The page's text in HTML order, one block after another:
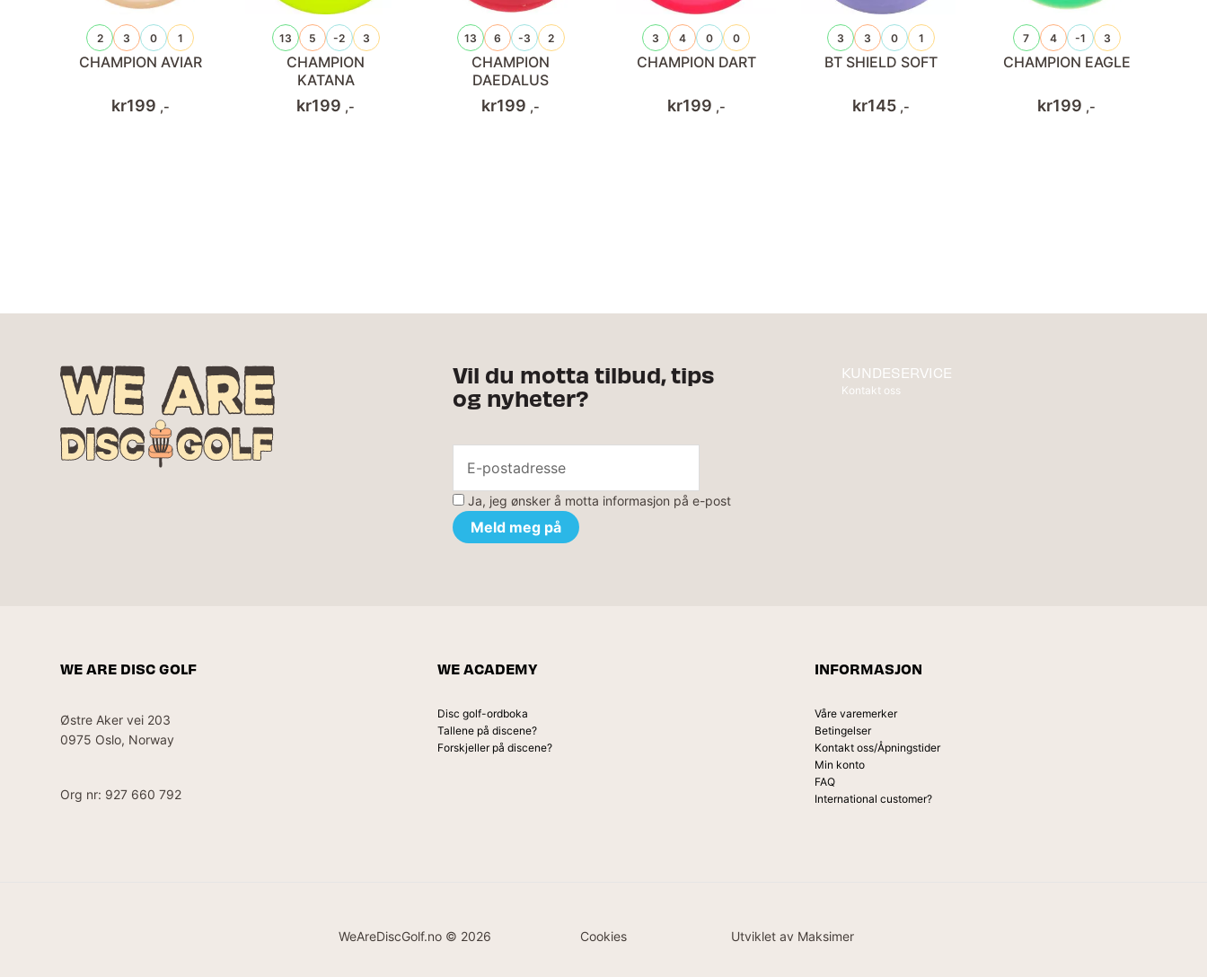
2 3 0 1
CHAMPION AVIAR
kr199 ,-
13 5 -2 3
CHAMPION
KATANA
kr199 ,-
13 6 -3 2
CHAMPION
DAEDALUS
kr199 ,-
3 4 0 0
CHAMPION DART
kr199 ,-
3 3 0 1
BT SHIELD SOFT
kr145 ,-
7 4 -1 3
CHAMPION EAGLE
kr199 ,-
Vil du motta tilbud, tips
og nyheter?
Ja, jeg ønsker å motta informasjon på e-post
KUNDESERVICE
Kontakt oss
WE ARE DISC GOLF
Østre Aker vei 203
0975 Oslo, Norway
Org nr: 927 660 792
WE ACADEMY
Disc golf-ordboka
Tallene på discene?
Forskjeller på discene?
INFORMASJON
Våre varemerker
Betingelser
Kontakt oss/Åpningstider
Min konto
FAQ
International customer?
WeAreDiscGolf.no © 2026 Cookies Utviklet av Maksimer